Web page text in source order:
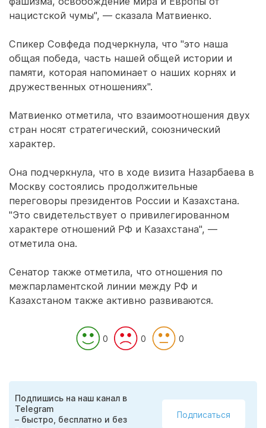
нацистской чумы", — сказала Матвиенко.
Спикер Совфеда подчеркнула, что "это наша
общая победа, часть нашей общей истории и
памяти, которая напоминает о наших корнях и
дружественных отношениях".
Матвиенко отметила, что взаимоотношения двух
стран носят стратегический, союзнический
характер.
Она подчеркнула, что в ходе визита Назарбаева в
Москву состоялись продолжительные
переговоры президентов России и Казахстана.
"Это свидетельствует о привилегированном
характере отношений РФ и Казахстана", —
отметила она.
Сенатор также отметила, что отношения по
межпарламентской линии между РФ и
Казахстаном также активно развиваются.
0 0 0
Подпишись на наш канал в
Telegram
– быстро, бесплатно и без
Подписаться